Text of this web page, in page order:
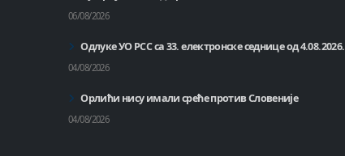
06/08/2026
Одлуке УО РСС са 33. електронске седнице од 4.08.2026.
04/08/2026
Орлићи нису имали среће против Словеније
04/08/2026